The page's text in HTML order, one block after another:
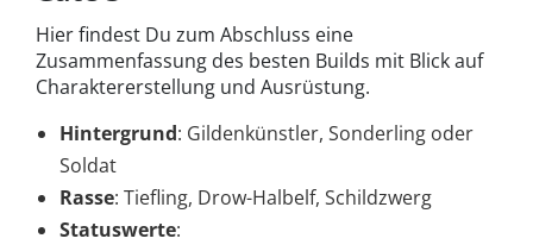
Hier findest Du zum Abschluss eine
Zusammenfassung des besten Builds mit Blick auf
Charaktererstellung und Ausrüstung.
Hintergrund: Gildenkünstler, Sonderling oder
Soldat
Rasse: Tiefling, Drow-Halbelf, Schildzwerg
Statuswerte: